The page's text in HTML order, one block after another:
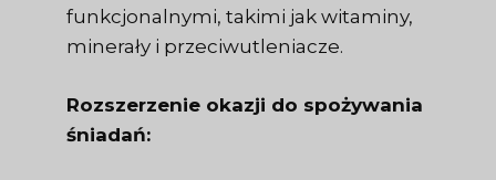
funkcjonalnymi, takimi jak witaminy,
minerały i przeciwutleniacze.
Rozszerzenie okazji do spożywania
śniadań: